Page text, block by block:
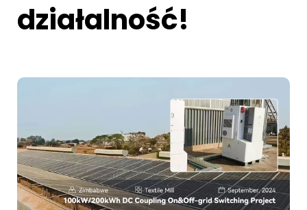
działalność!